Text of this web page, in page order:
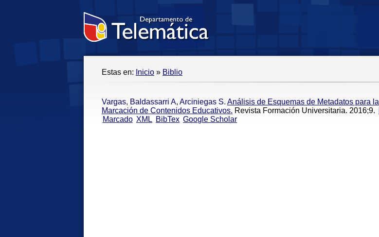
Estas en: Inicio » Biblio
Vargas, Baldassarri A, Arciniegas S. Análisis de Esquemas de Metadatos para la
Marcación de Contenidos Educativos. Revista Formación Universitaria. 2016;9.
Marcado XML BibTex Google Scholar